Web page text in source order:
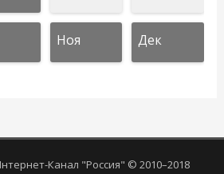
Ноя Дек
Канал "Россия" © 2010–2018